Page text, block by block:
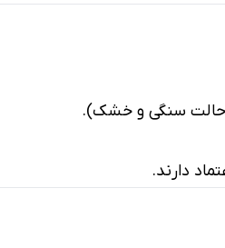
حالت سنگی و خشک).
دارند.